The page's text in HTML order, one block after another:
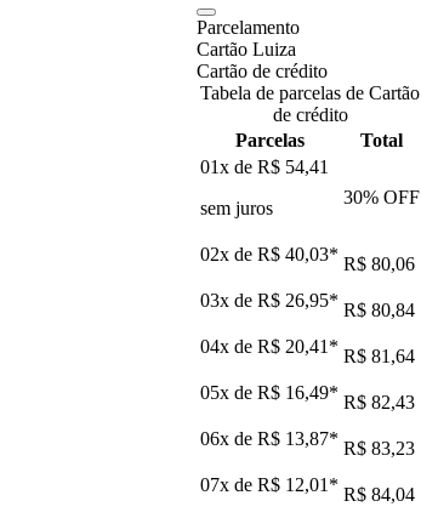
Parcelamento
Cartão Luiza
Cartão de crédito
Tabela de parcelas de Cartão
de crédito
Parcelas
Total
01x de R$ 54,41
sem juros
30% OFF
02x de R$ 40,03* R$ 80,06
03x de R$ 26,95* R$ 80,84
04x de R$ 20,41 * R$ 81,64
05x de R$ 16,49* R$ 82,43
06x de R$ 13,87* R$ 83,23
07x de R$ 12,01 * R$ 84,04